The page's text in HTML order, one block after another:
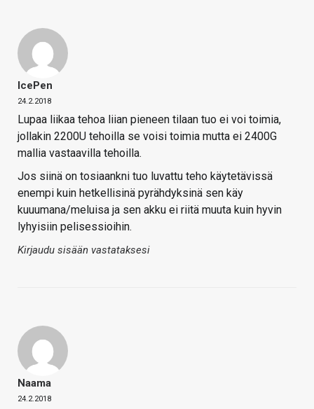
IcePen
24.2.2018
Lupaa liikaa tehoa liian pieneen tilaan tuo ei voi toimia,
jollakin 2200U tehoilla se voisi toimia mutta ei 2400G
mallia vastaavilla tehoilla.
Jos siinä on tosiaankni tuo luvattu teho käytetävissä
enempi kuin hetkellisinä pyrähdyksinä sen käy
kuuumana/meluisa ja sen akku ei riitä muuta kuin hyvin
lyhyisiin pelisessioihin.
Kirjaudu sisään vastataksesi
Naama
24.2.2018